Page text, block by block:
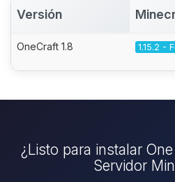
Versión
OneCraft 1.8 1.15.2 -
¿Listo para instalar
Servidor